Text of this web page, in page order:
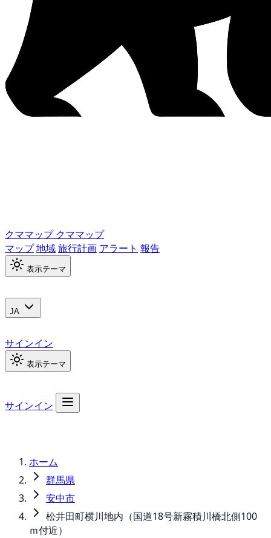
クママップ クママップ
マップ地域旅行計画 アラート 報告
表示テーマ
JA
サインイン
表示テーマ
サインイン
ホーム
群馬県
安中市
松井田町横川地内（国道18号新霧積川橋北側100
ｍ付近）